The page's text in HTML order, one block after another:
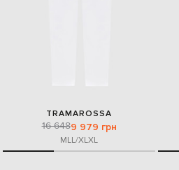
TRAMAROSSA
16 6489 979 грн
MLL/XLXL